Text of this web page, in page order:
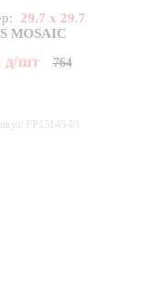
29.7 x 29.7
MOSAIC
д/шт 764
PP15145-01